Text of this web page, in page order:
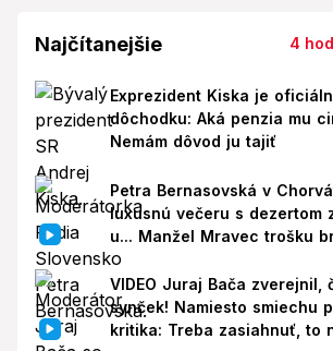
Najčítanejšie 4
Exprezident Kiska je
dôchodku: Aká penzia mu
Nemám dôvod ju tajiť
Petra Bernasovská v
luxusnú večeru s dezertom
u... Manžel Mravec trošku
VIDEO Juraj Bača zverejnil,
synček! Namiesto smiechu
kritika: Treba zasiahnuť, to